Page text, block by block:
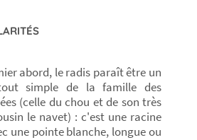
abord, le radis paraît être un
simple de la famille des
(celle du chou et de son très
le navet) : c'est une racine
une pointe blanche, longue ou